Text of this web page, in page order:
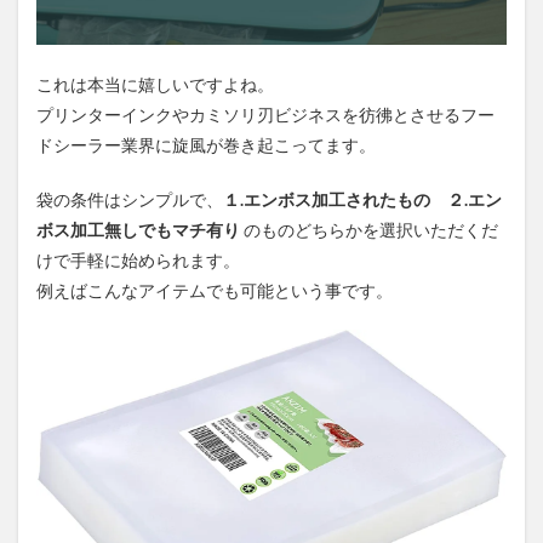
これは本当に嬉しいですよね。
プリンターインクやカミソリ刃ビジネスを彷彿とさせるフー
ドシーラー業界に旋風が巻き起こってます。
袋の条件はシンプルで、 １.エンボス加工されたもの
２.エン
ボス加工無しでもマチ有り のものどちらかを選択いただくだ
けで手軽に始められます。
例えばこんなアイテムでも可能という事です。